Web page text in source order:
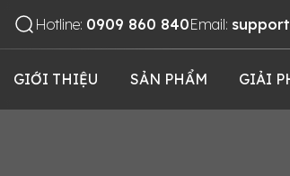
Hotline: 0909 860 840Email:
GIỚI THIỆU SẢN PHẨM GIẢI